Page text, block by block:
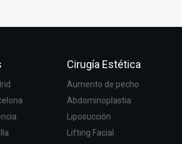
Cirugía Estética
Aumento de pecho
Abdominoplastia
Liposucción
Lifting Facial